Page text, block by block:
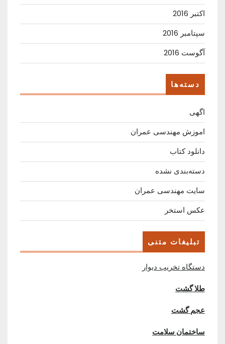
اکتبر 2016
سپتامبر 2016
آگوست 2016
دسته‌ها
اگهی
اموزش مهندسی عمران
دانلود کتاب
دسته‌بندی نشده
سایت مهندسی عمران
عکس استخر
تبلیغات متنی
دستگاه تخریب دیوار
طلا گشت
عجم گشت
ساختمان سلامت